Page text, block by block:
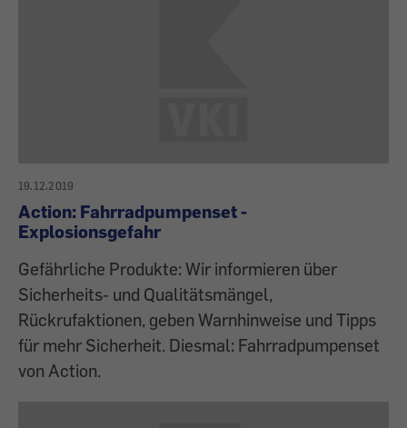
19.12.2019
Action: Fahrradpumpenset -
Explosionsgefahr
Gefährliche Produkte: Wir informieren über
Sicherheits- und Qualitätsmängel,
Rückrufaktionen, geben Warnhinweise und Tipps
für mehr Sicherheit. Diesmal: Fahrradpumpenset
von Action.